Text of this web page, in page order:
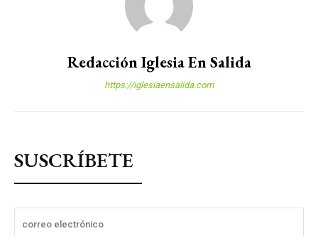
Redacción Iglesia En Salida
https://iglesiaensalida.com
SUSCRÍBETE